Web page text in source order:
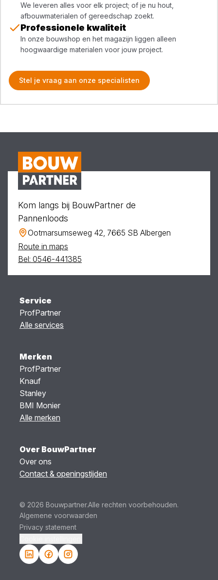
We leveren alles voor elk project; of je nu hout,
afbouwmaterialen of gereedschap zoekt.
Professionele kwaliteit
In onze bouwshop en het magazijn liggen alleen
hoogwaardige materialen voor jouw project.
Stel je vraag aan onze specialisten
Kom langs bij BouwPartner de
Pannenloods
Ootmarsumseweg 42, 7665 SB Albergen
Route in maps
Bel: 0546-441385
Service
ProfPartner
Alle services
Merken
ProfPartner
Knauf
Stanley
BMI Monier
Alle merken
Over BouwPartner
Over ons
Contact & openingstijden
© 2026 Bouwpartner.Alle rechten voorbehouden.
Algemene voorwaarden
Privacy statement